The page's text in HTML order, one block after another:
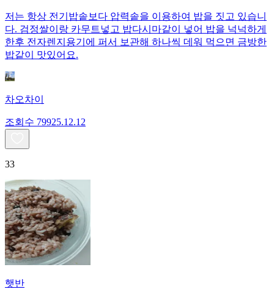
저는 항상 전기밥솥보다 압력솥을 이용하여 밥을 짓고 있습니
다. 검정쌀이랑 카무트넣고 밥다시마같이 넣어 밥을 넉넉하게
한후 전자렌지용기에 퍼서 보관해 하나씩 데워 먹으면 금방한
밥같이 맛있어요.
차오차이
조회수 79925.12.12
33
햇반